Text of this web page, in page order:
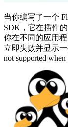
当你编写了一个
SDK，它在插件
你在不同的应用
立即失败并显示一
not supported